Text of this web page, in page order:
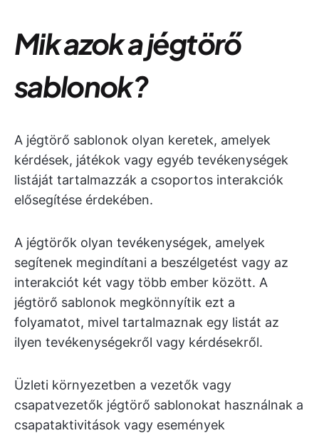
Mik azok a jégtörő
sablonok?
A jégtörő sablonok olyan keretek, amelyek
kérdések, játékok vagy egyéb tevékenységek
listáját tartalmazzák a csoportos interakciók
elősegítése érdekében.
A jégtörők olyan tevékenységek, amelyek
segítenek megindítani a beszélgetést vagy az
interakciót két vagy több ember között. A
jégtörő sablonok megkönnyítik ezt a
folyamatot, mivel tartalmaznak egy listát az
ilyen tevékenységekről vagy kérdésekről.
Üzleti környezetben a vezetők vagy
csapatvezetők jégtörő sablonokat használnak a
csapataktivitások vagy események